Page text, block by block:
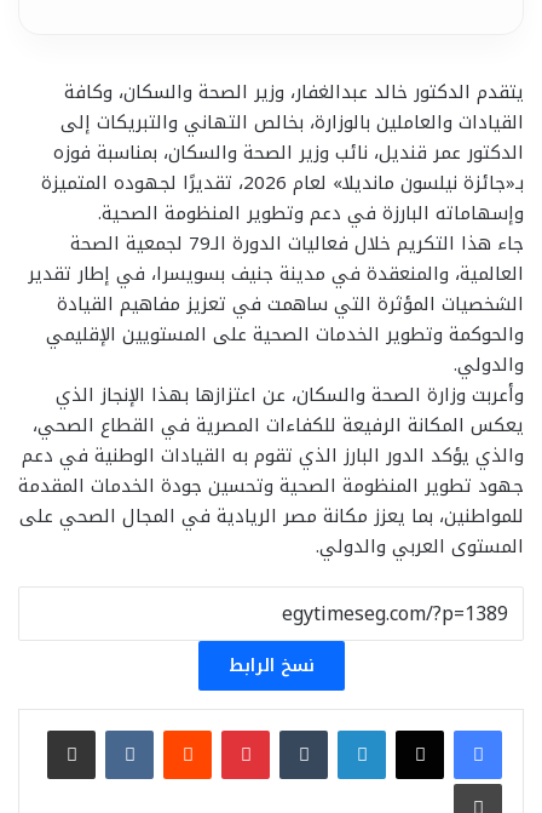
يتقدم الدكتور خالد عبدالغفار، وزير الصحة والسكان، وكافة
القيادات والعاملين بالوزارة، بخالص التهاني والتبريكات إلى
الدكتور عمر قنديل، نائب وزير الصحة والسكان، بمناسبة فوزه
بـ«جائزة نيلسون مانديلا» لعام 2026، تقديرًا لجهوده المتميزة
وإسهاماته البارزة في دعم وتطوير المنظومة الصحية.
جاء هذا التكريم خلال فعاليات الدورة الـ79 لجمعية الصحة
العالمية، والمنعقدة في مدينة جنيف بسويسرا، في إطار تقدير
الشخصيات المؤثرة التي ساهمت في تعزيز مفاهيم القيادة
والحوكمة وتطوير الخدمات الصحية على المستويين الإقليمي
والدولي.
وأعربت وزارة الصحة والسكان، عن اعتزازها بهذا الإنجاز الذي
يعكس المكانة الرفيعة للكفاءات المصرية في القطاع الصحي،
والذي يؤكد الدور البارز الذي تقوم به القيادات الوطنية في دعم
جهود تطوير المنظومة الصحية وتحسين جودة الخدمات المقدمة
للمواطنين، بما يعزز مكانة مصر الريادية في المجال الصحي على
المستوى العربي والدولي.
نسخ الرابط
لينكدإن بينتيريست
مشاركة عبر البريد
طباعة